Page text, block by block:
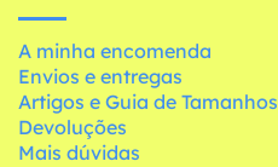
A minha encomenda
Envios e entregas
Artigos e Guia de Tamanhos
Devoluções
Mais dúvidas